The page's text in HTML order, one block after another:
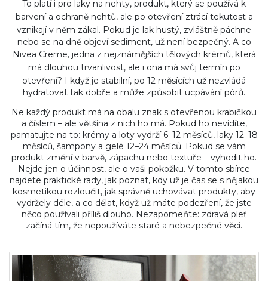
To platí i pro laky na nehty, produkt, který se používá k
barvení a ochraně nehtů, ale po otevření ztrácí tekutost a
vznikají v něm zákal. Pokud je lak hustý, zvláštně páchne
nebo se na dně objeví sediment, už není bezpečný. A co
Nivea Creme, jedna z nejznámějších tělových krémů, která
má dlouhou trvanlivost, ale i ona má svůj termín po
otevření? I když je stabilní, po 12 měsících už nezvládá
hydratovat tak dobře a může způsobit ucpávání pórů.
Ne každý produkt má na obalu znak s otevřenou krabičkou
a číslem – ale většina z nich ho má. Pokud ho nevidíte,
pamatujte na to: krémy a loty vydrží 6–12 měsíců, laky 12–18
měsíců, šampony a gelé 12–24 měsíců. Pokud se vám
produkt změní v barvě, zápachu nebo textuře – vyhodit ho.
Nejde jen o účinnost, ale o vaši pokožku. V tomto sbírce
najdete praktické rady, jak poznat, kdy už je čas se s nějakou
kosmetikou rozloučit, jak správně uchovávat produkty, aby
vydržely déle, a co dělat, když už máte podezření, že jste
něco používali příliš dlouho. Nezapomeňte: zdravá pleť
začíná tím, že nepoužíváte staré a nebezpečné věci.